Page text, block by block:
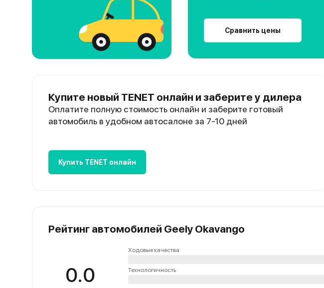
Сравнить цены
Купите новый TENET онлайн и заберите у дилера
Оплатите полную стоимость онлайн и заберите готовый
автомобиль в удобном автосалоне за 7-10 дней
Купить TENET онлайн
Рейтинг автомобилей Geely Okavango
0.0
Ходовые качества
Технологичность